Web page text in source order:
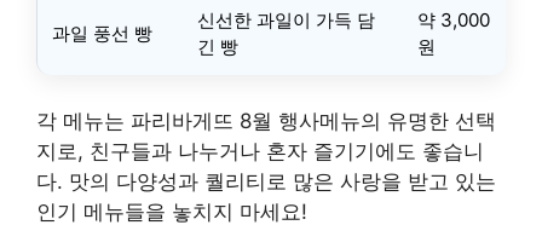
과일 풍선 빵
신선한 과일이 가득 담
긴 빵
약 3,000
원
각 메뉴는 파리바게뜨 8월 행사메뉴의 유명한 선택
지로, 친구들과 나누거나 혼자 즐기기에도 좋습니
다. 맛의 다양성과 퀄리티로 많은 사랑을 받고 있는
인기 메뉴들을 놓치지 마세요!